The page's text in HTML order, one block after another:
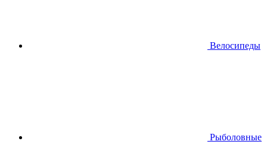
Велосипеды
Рыболовные